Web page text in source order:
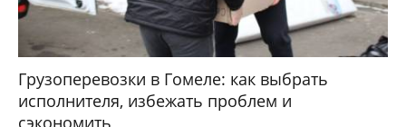
Грузоперевозки в Гомеле: как выбрать
исполнителя, избежать проблем и
сэкономить